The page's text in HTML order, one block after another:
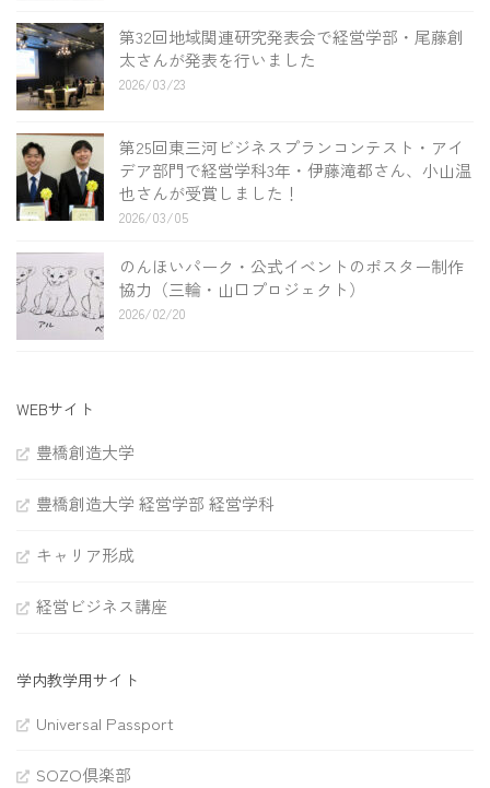
第32回地域関連研究発表会で経営学部・尾藤創
太さんが発表を行いました
2026/03/23
第25回東三河ビジネスプランコンテスト・アイ
デア部門で経営学科3年・伊藤滝都さん、小山温
也さんが受賞しました！
2026/03/05
のんほいパーク・公式イベントのポスター制作
協力（三輪・山口プロジェクト）
2026/02/20
WEBサイト
豊橋創造大学
豊橋創造大学 経営学部 経営学科
キャリア形成
経営ビジネス講座
学内教学用サイト
Universal Passport
SOZO倶楽部